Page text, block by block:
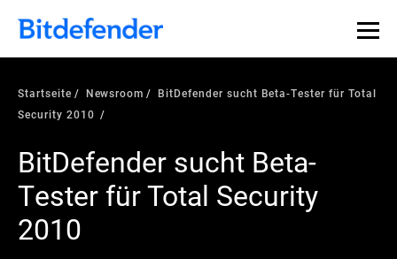
Startseite Newsroom
BitDefender sucht Beta-Tester für Total
Security 2010
BitDefender sucht Beta-
Tester für Total Security
2010